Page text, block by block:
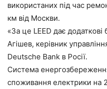
використаних під час
км від Москви.
«За це LEED дає
Агішев, керівник
Deutsche Bank в Росії.
Система
споживання електрики на